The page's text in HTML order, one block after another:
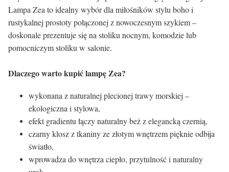
Lampa Zea to idealny wybór dla miłośników stylu boho i
rustykalnej prostoty połączonej z nowoczesnym szykiem –
doskonale prezentuje się na stoliku nocnym, komodzie lub
pomocniczym stoliku w salonie.
Dlaczego warto kupić lampę Zea?
wykonana z naturalnej plecionej trawy morskiej –
ekologiczna i stylowa,
efekt gradientu łączy naturalny beż z elegancką czernią,
czarny klosz z tkaniny ze złotym wnętrzem pięknie odbija
światło,
wprowadza do wnętrza ciepło, przytulność i naturalny